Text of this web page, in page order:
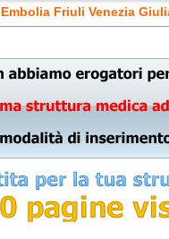
Friuli Venezia